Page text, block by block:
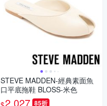
STEVE MADDEN-經典素面魚
口平底拖鞋 BLOSS-米色
2,027 85折